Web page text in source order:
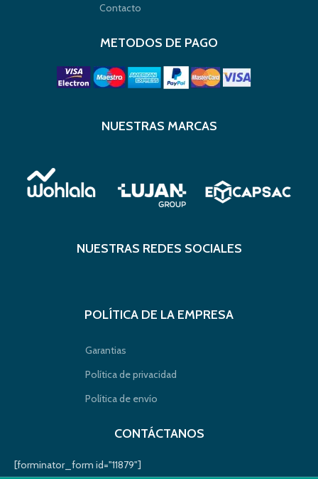
POLÍTICA DE LA EMPRESA
Garantias
Política de privacidad
Política de envío
CONTÁCTANOS
[forminator_form id="11879"]
NUESTRAS MARCAS
NUESTRAS REDES SOCIALES
Contacto
METODOS DE PAGO